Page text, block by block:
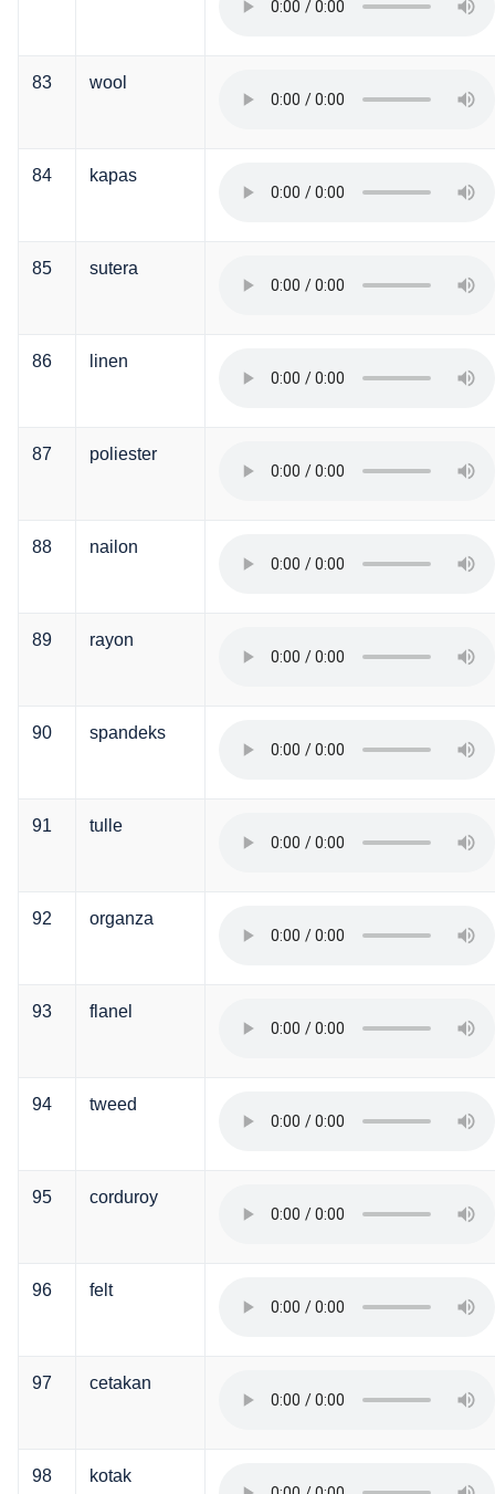
83 wool
84 kapas
85 sutera
86 linen
87 poliester
88 nailon
89 rayon
90 spandeks
91 tulle
92 organza
93 flanel
94 tweed
95 corduroy
96 felt
97 cetakan
98 kotak